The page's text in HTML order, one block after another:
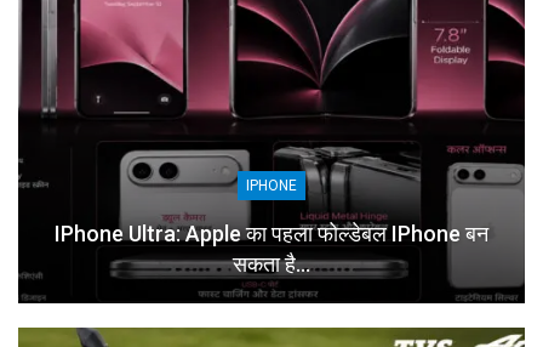
IPHONE
IPhone Ultra: Apple का पहला फोल्डेबल IPhone बन
सकता है…